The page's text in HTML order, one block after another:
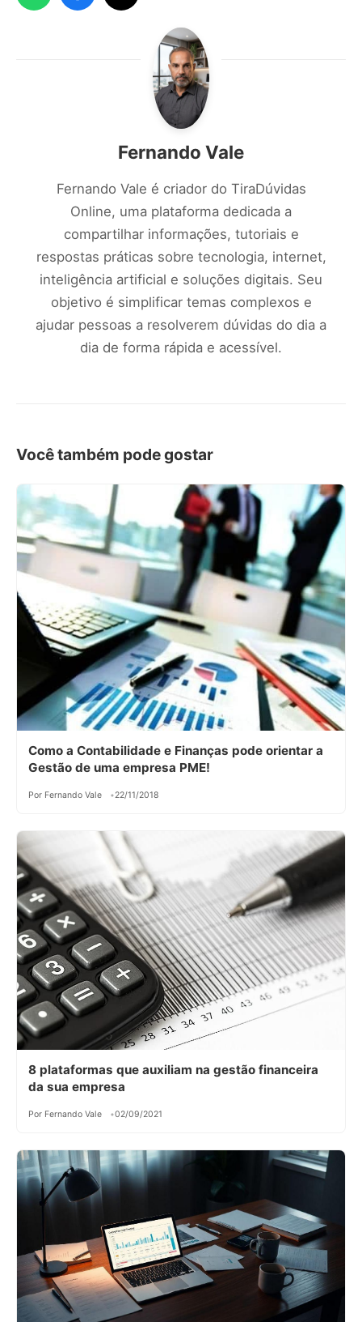
Fernando Vale
Fernando Vale é criador do TiraDúvidas
Online, uma plataforma dedicada a
compartilhar informações, tutoriais e
respostas práticas sobre tecnologia, internet,
inteligência artificial e soluções digitais. Seu
objetivo é simplificar temas complexos e
ajudar pessoas a resolverem dúvidas do dia a
dia de forma rápida e acessível.
Você também pode gostar
Como a Contabilidade e Finanças pode orientar a
Gestão de uma empresa PME!
Por Fernando Vale 22/11/2018
8 plataformas que auxiliam na gestão financeira
da sua empresa
Por Fernando Vale 02/09/2021